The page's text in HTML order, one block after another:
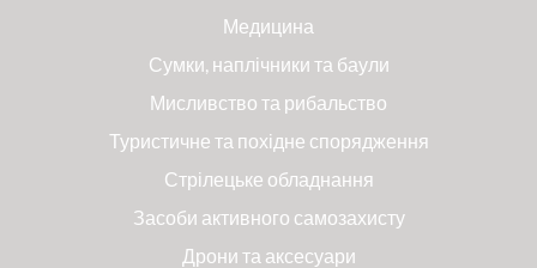
Медицина
Сумки, наплічники та баули
Мисливство та рибальство
Туристичне та похідне спорядження
Стрілецьке обладнання
Засоби активного самозахисту
Дрони та аксесуари